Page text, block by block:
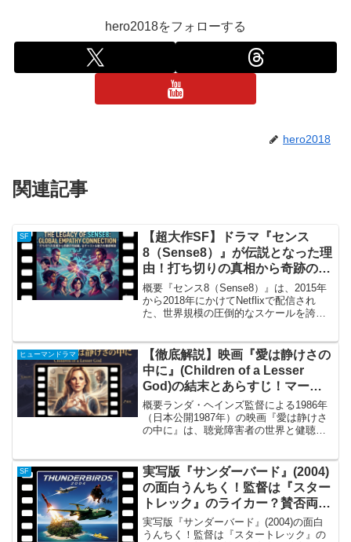
hero2018をフォローする
hero2018
関連記事
SF
【超大作SF】ドラマ『センス
8（Sense8）』が伝説となった理
由！打ち切りの真相から奇跡の完
結編、全キャスト＆魅力を徹底解
説
概要『センス8（Sense8）』は、2015年
から2018年にかけてNetflixで配信され
た、世界規模の圧倒的なスケールを誇る
才、ラナ＆リリーのウォシャウスキー姉
妹...
ヒューマンドラマ
【徹底解説】映画『愛は静けさの
中に』(Children of a Lesser
God)の結末とあらすじ！マーリ
ー・マトリンが魅せる魂のコミュ
ニケーション
概要ランダ・ヘインズ監督による1986年
（日本公開1987年）の映画『愛は静けさ
の中に』は、聴覚障害者の世界と健聴者
は、マーク・メドフによるトニー賞受賞
の同名舞台劇を映...
SF
実写版『サンダーバード』(2004)
の面白うんちく！監督は『スター
トレック』のライカー？賛否両論
の舞台裏を徹底解説
実写版『サンダーバード』(2004)の面白
うんちく！監督は『スタートレック』の